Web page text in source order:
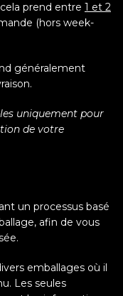
prend entre 1 et 2
(hors week-
généralement
uniquement pour
de votre
un processus basé
afin de vous
emballages où il
Les seules